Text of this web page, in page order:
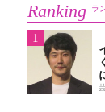
Ranking ラ
1